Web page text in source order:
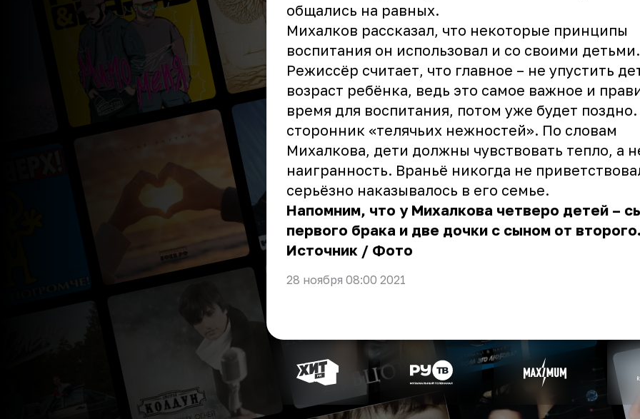
общались на равных.
Михалков рассказал, что некоторые принципы
воспитания он использовал и со своими детьми.
Режиссёр считает, что главное – не упустить
возраст ребёнка, ведь это самое важное и
время для воспитания, потом уже будет
сторонник «телячьих нежностей». По словам
Михалкова, дети должны чувствовать тепло, а
наигранность. Враньё никогда не
серьёзно наказывалось в его семье.
Напомним, что у Михалкова четверо детей –
первого брака и две дочки с сыном от
Источник / Фото
28 ноября 08:00 2021